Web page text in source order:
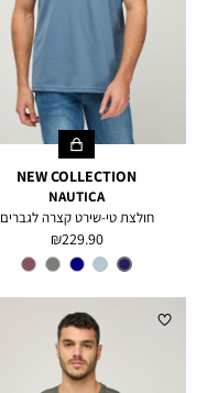
NEW COLLECTION
NAUTICA
חולצת טי-שירט קצרה לגברים
מחיר
מוצר
229.90 ₪
צבע
BLUE
INDIGO